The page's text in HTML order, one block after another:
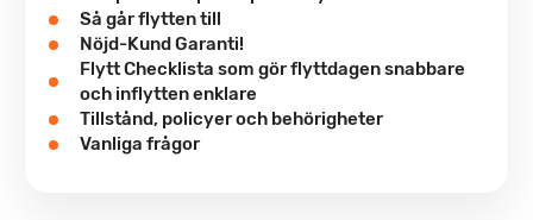
Så går flytten till
Nöjd-Kund Garanti!
Flytt Checklista som gör flyttdagen snabbare
och inflytten enklare
Tillstånd, policyer och behörigheter
Vanliga frågor